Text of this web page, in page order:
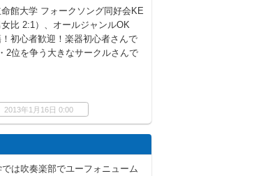
館大学 フォークソング同好会KE
比 2:1）、オールジャンルOK
初心者歓迎！楽器初心者さんで
2位を争う大きなサークルさんで
2013年1月16日 0:00
は吹奏楽部でユーフォニューム